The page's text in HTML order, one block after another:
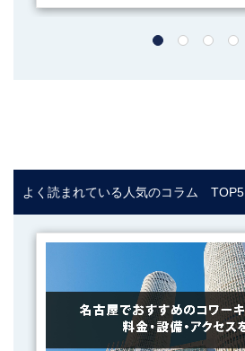
よく読まれている人気のコラム TOP5